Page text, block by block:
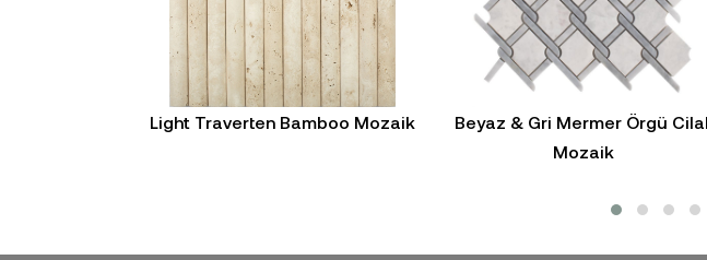
Light Traverten Bamboo Mozaik
Beyaz & Gri Mermer Örgü
Mozaik